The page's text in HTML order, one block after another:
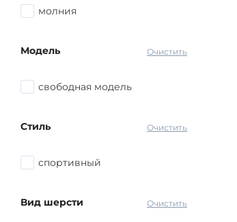
молния
Очистить
Модель
свободная модель
Очистить
Стиль
спортивный
Очистить
Вид шерсти